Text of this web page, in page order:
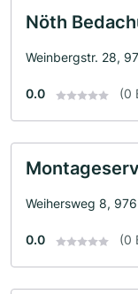
Nöth
Weinbergstr. 28,
0.0 (0
Weihersweg 8,
0.0 (0